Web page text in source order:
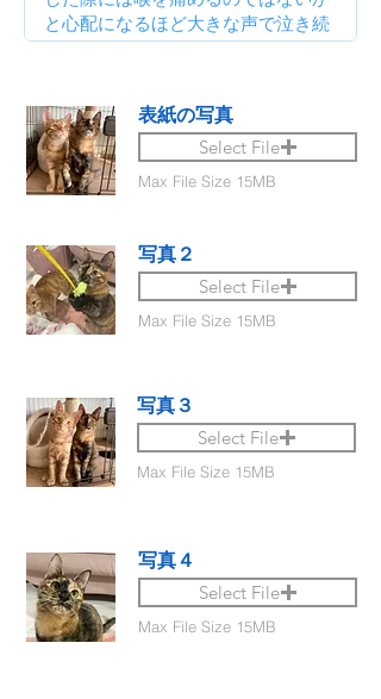
表紙の写真
Select File
Max File Size 15MB
写真２
Select File
Max File Size 15MB
写真３
Select File
Max File Size 15MB
写真４
Select File
Max File Size 15MB